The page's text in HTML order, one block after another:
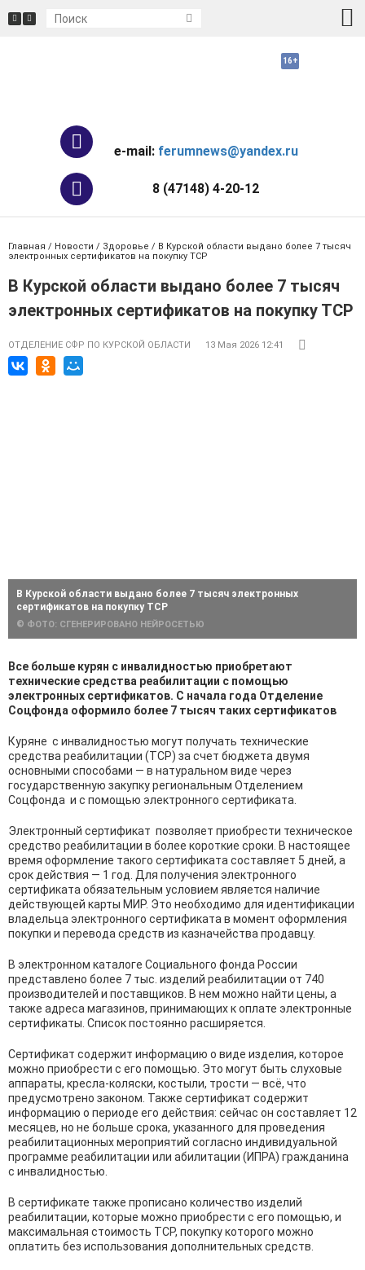
e-mail: ferumnews@yandex.ru
8 (47148) 4-20-12
Главная / Новости / Здоровье / В Курской области выдано более 7 тысяч
электронных сертификатов на покупку ТСР
В Курской области выдано более 7 тысяч
электронных сертификатов на покупку ТСР
ОТДЕЛЕНИЕ СФР ПО КУРСКОЙ ОБЛАСТИ 13 Мая 2026 12:41
В Курской области выдано более 7 тысяч электронных
сертификатов на покупку ТСР
© ФОТО: СГЕНЕРИРОВАНО НЕЙРОСЕТЬЮ
Все больше курян с инвалидностью приобретают
технические средства реабилитации с помощью
электронных сертификатов. С начала года Отделение
Соцфонда оформило более 7 тысяч таких сертификатов
Куряне с инвалидностью могут получать технические
средства реабилитации (ТСР) за счет бюджета двумя
основными способами — в натуральном виде через
государственную закупку региональным Отделением
Соцфонда и с помощью электронного сертификата.
Электронный сертификат позволяет приобрести техническое
средство реабилитации в более короткие сроки. В настоящее
время оформление такого сертификата составляет 5 дней, а
срок действия — 1 год. Для получения электронного
сертификата обязательным условием является наличие
действующей карты МИР. Это необходимо для идентификации
владельца электронного сертификата в момент оформления
покупки и перевода средств из казначейства продавцу.
В электронном каталоге Социального фонда России
представлено более 7 тыс. изделий реабилитации от 740
производителей и поставщиков. В нем можно найти цены, а
также адреса магазинов, принимающих к оплате электронные
сертификаты. Список постоянно расширяется.
Сертификат содержит информацию о виде изделия, которое
можно приобрести с его помощью. Это могут быть слуховые
аппараты, кресла-коляски, костыли, трости — всё, что
предусмотрено законом. Также сертификат содержит
информацию о периоде его действия: сейчас он составляет 12
месяцев, но не больше срока, указанного для проведения
реабилитационных мероприятий согласно индивидуальной
программе реабилитации или абилитации (ИПРА) гражданина
с инвалидностью.
В сертификате также прописано количество изделий
реабилитации, которые можно приобрести с его помощью, и
максимальная стоимость ТСР, покупку которого можно
оплатить без использования дополнительных средств.